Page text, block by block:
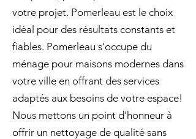
votre projet. Pomerleau est le choix
idéal pour des résultats constants et
fiables. Pomerleau s'occupe du
ménage pour maisons modernes dans
votre ville en offrant des services
adaptés aux besoins de votre espace!
Nous mettons un point d'honneur à
offrir un nettoyage de qualité sans